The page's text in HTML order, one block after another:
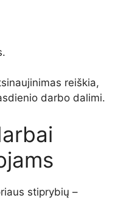
reiškia,
darbo dalimi.
stiprybių –